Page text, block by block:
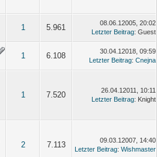
1 5.961
08.06.12005, 20:02
Letzter Beitrag: Guest
1 6.108
30.04.12018, 09:59
Letzter Beitrag: Cnejna
1 7.520
26.04.12011, 10:11
Letzter Beitrag: Knight
2 7.113
09.03.12007, 14:40
Letzter Beitrag: Wishmaster